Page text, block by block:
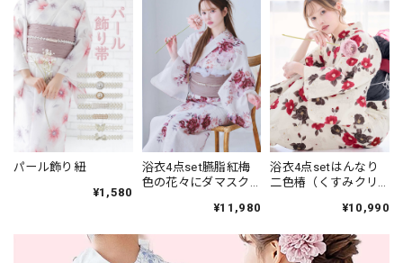
パール飾り紐
¥1,580
浴衣4点set臙脂紅梅
色の花々にダマスク
¥11,980
浴衣4点setはんなり
二色椿（くすみクリ
¥10,990